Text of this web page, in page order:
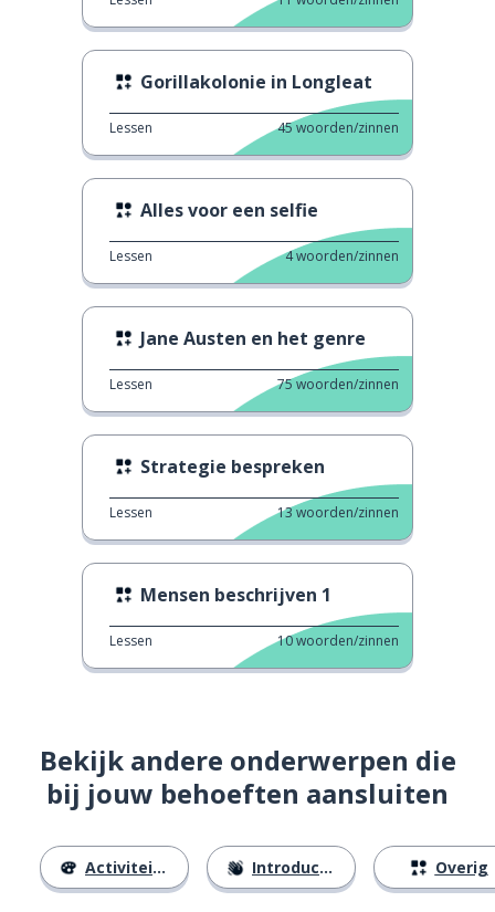
Gorillakolonie in Longleat
Lessen 45woorden/zinnen
Alles voor een selfie
Lessen 4woorden/zinnen
Jane Austen en het genre
Lessen 75woorden/zinnen
Strategie bespreken
Lessen 13woorden/zinnen
Mensen beschrijven 1
Lessen 10woorden/zinnen
Bekijk andere onderwerpen die
bij jouw behoeften aansluiten
Activiteiten Introducties Overig